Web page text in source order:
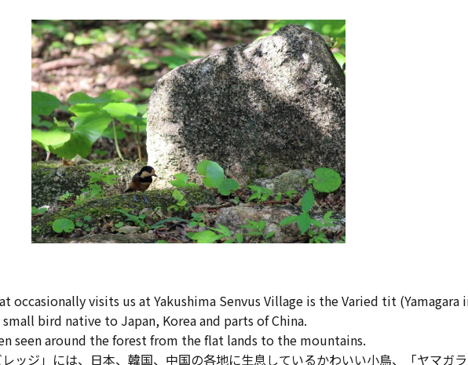
occasionally visits us at Yakushima Senvus Village is the Varied tit (Yamagara
bird native to Japan, Korea and parts of China.
seen around the forest from the flat lands to the mountains.
レッジ」には、日本、韓国、中国の各地に生息しているかわいい小鳥、「ヤマガ